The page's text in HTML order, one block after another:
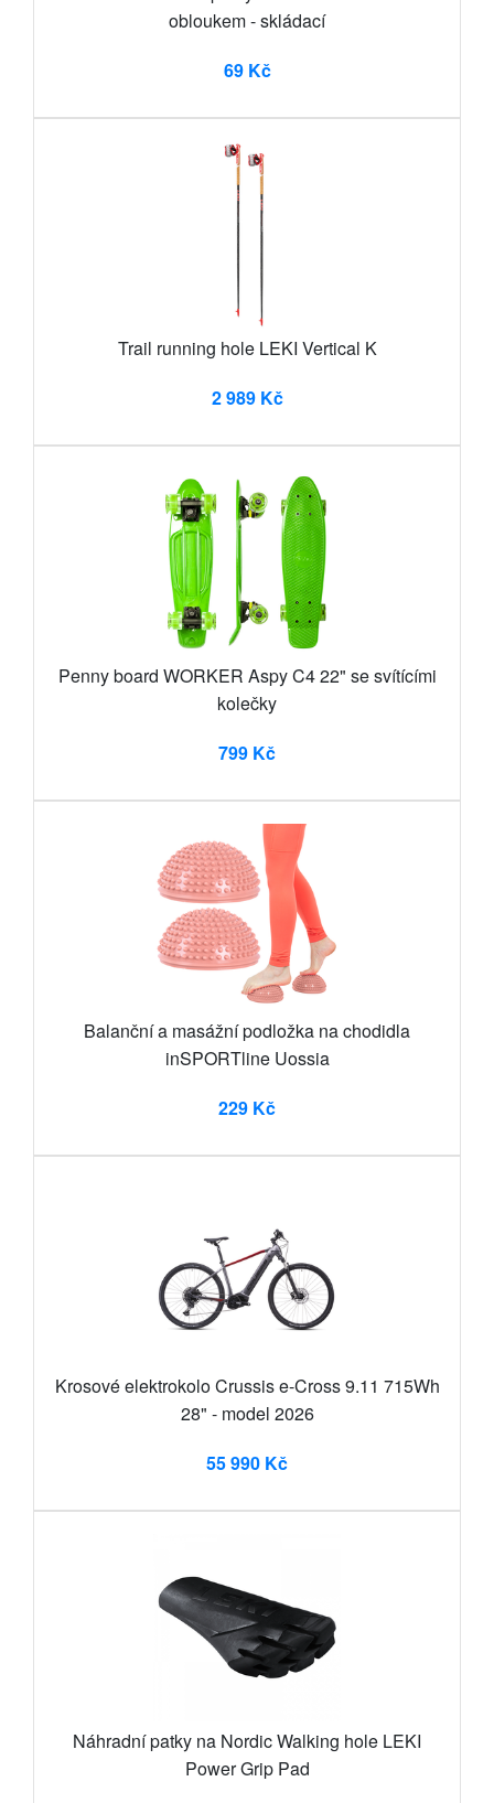
obloukem - skládací
69 Kč
Trail running hole LEKI Vertical K
2 989 Kč
Penny board WORKER Aspy C4 22" se svítícími
kolečky
799 Kč
Balanční a masážní podložka na chodidla
inSPORTline Uossia
229 Kč
Krosové elektrokolo Crussis e-Cross 9.11 715Wh
28" - model 2026
55 990 Kč
Náhradní patky na Nordic Walking hole LEKI
Power Grip Pad